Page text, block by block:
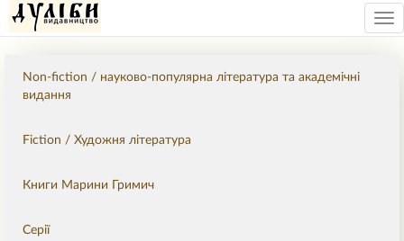
Non-fiction / науково-популярна література та академічні
видання
Fiction / Художня література
Книги Марини Гримич
Серії